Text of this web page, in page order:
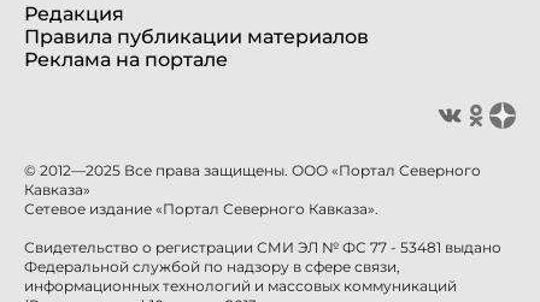
Редакция
Правила публикации материалов
Реклама на портале
© 2012—2025 Все права защищены. ООО «Портал Северного
Кавказа»
Сетевое издание «Портал Северного Кавказа».
Свидетельство о регистрации СМИ ЭЛ № ФС 77 - 53481 выдано
Федеральной службой по надзору в сфере связи,
информационных технологий и массовых коммуникаций